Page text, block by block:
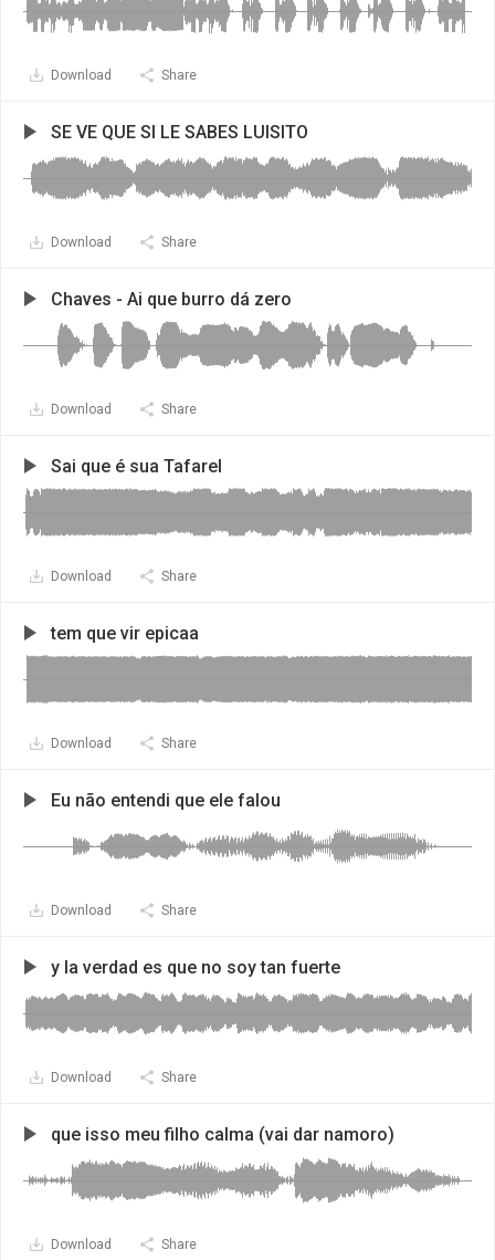
Download Share
SE VE QUE SI LE SABES LUISITO
Download Share
Chaves - Ai que burro dá zero
Download Share
Sai que é sua Tafarel
Download Share
tem que vir epicaa
Download Share
Eu não entendi que ele falou
Download Share
y la verdad es que no soy tan fuerte
Download Share
que isso meu filho calma (vai dar namoro)
Download Share